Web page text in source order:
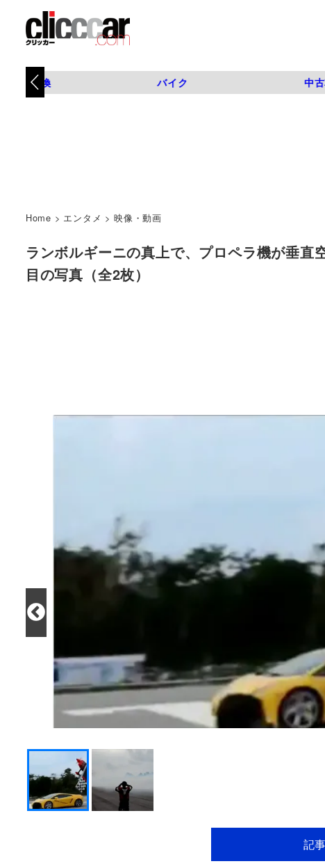
タイヤ交換 バイク 中
Home > エンタメ >映像・動画
ランボルギーニの真上で、プロペラ機が垂
目の写真（全2枚）
記